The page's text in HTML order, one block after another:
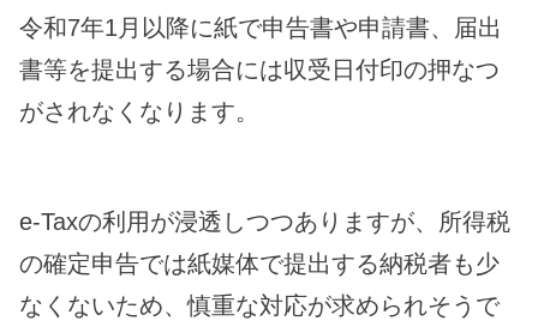
令和7年1月以降に紙で申告書や申請書、届出
書等を提出する場合には収受日付印の押なつ
がされなくなります。
e-Taxの利用が浸透しつつありますが、所得税
の確定申告では紙媒体で提出する納税者も少
なくないため、慎重な対応が求められそうで